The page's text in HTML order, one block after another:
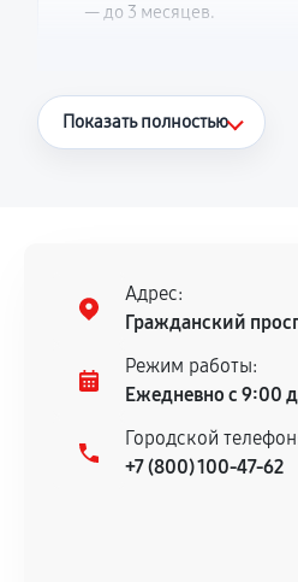
— до 3 месяцев.
Что считается
нормальной
гарантийного срока.
Несоответствие
техническим
Документы для
Показать полностью
Адрес:
Гражданский
Режим работы:
Ежедневно с 9:00
Городской
+7 (800) 100-47-62